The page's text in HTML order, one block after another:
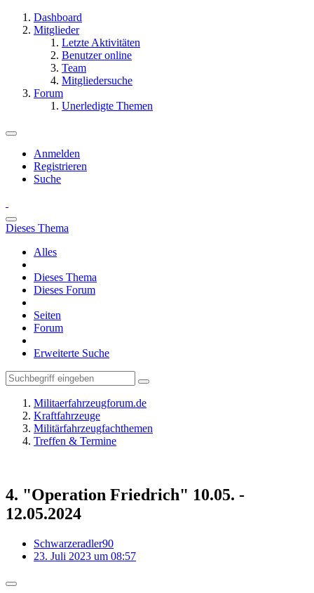
Dashboard
Mitglieder
Letzte Aktivitäten
Benutzer online
Team
Mitgliedersuche
Forum
Unerledigte Themen
Anmelden
Registrieren
Suche
Dieses Thema
Alles
Dieses Thema
Dieses Forum
Seiten
Forum
Erweiterte Suche
Militaerfahrzeugforum.de
Kraftfahrzeuge
Militärfahrzeugfachthemen
Treffen & Termine
4. "Operation Friedrich" 10.05. -
12.05.2024
Schwarzeradler90
23. Juli 2023 um 08:57